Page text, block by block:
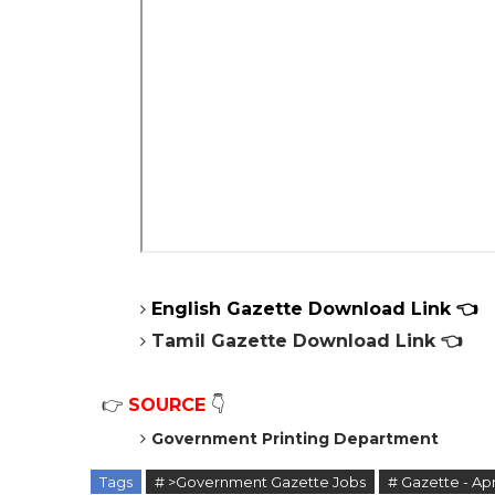
English Gazette Download Link 👈
Tamil Gazette Download Link 👈
👉 SOURCE 👇
Government Printing Department
Tags # >Government Gazette Jobs # Gazette -